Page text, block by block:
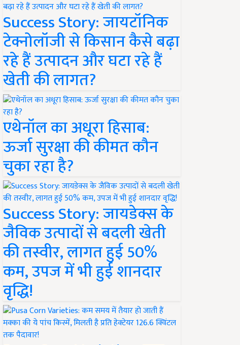
Success Story: जायटॉनिक
टेक्नोलॉजी से किसान कैसे बढ़ा
रहे हैं उत्पादन और घटा रहे हैं
खेती की लागत?
एथेनॉल का अधूरा हिसाब:
ऊर्जा सुरक्षा की कीमत कौन
चुका रहा है?
Success Story: जायडेक्स के
जैविक उत्पादों से बदली खेती
की तस्वीर, लागत हुई 50%
कम, उपज में भी हुई शानदार
वृद्धि!